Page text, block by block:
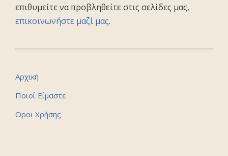
επιθυμείτε να προβληθείτε στις σελίδες μας,
επικοινωνήστε μαζί μας.
Αρχική
Ποιοί Είμαστε
Οροι Χρήσης